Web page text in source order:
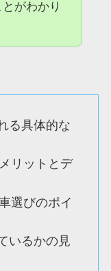
がわかり
る具体的な
リットとデ
選びのポイ
いるかの見